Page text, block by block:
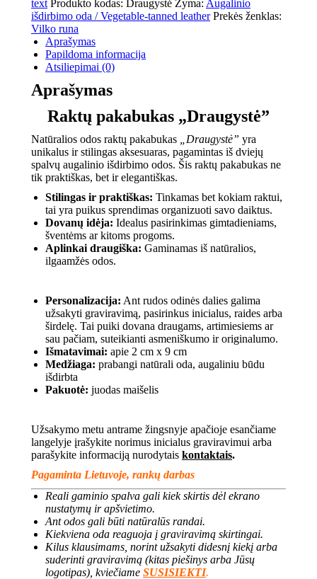
text Produkto kodas: Draugystė Žyma: Augalinio
išdirbimo oda / Vegetable-tanned leather Prekės ženklas:
Vilko runa
Aprašymas
Papildoma informacija
Atsiliepimai (0)
Aprašymas
Raktų pakabukas „Draugystė”
Natūralios odos raktų pakabukas „Draugystė” yra
unikalus ir stilingas aksesuaras, pagamintas iš dviejų
spalvų augalinio išdirbimo odos. Šis raktų pakabukas ne
tik praktiškas, bet ir elegantiškas.
Stilingas ir praktiškas: Tinkamas bet kokiam raktui,
tai yra puikus sprendimas organizuoti savo daiktus.
Dovanų idėja: Idealus pasirinkimas gimtadieniams,
šventėms ar kitoms progoms.
Aplinkai draugiška: Gaminamas iš natūralios,
ilgaamžės odos.
Personalizacija: Ant rudos odinės dalies galima
užsakyti graviravimą, pasirinkus inicialus, raides arba
širdelę. Tai puiki dovana draugams, artimiesiems ar
sau pačiam, suteikianti asmeniškumo ir originalumo.
Išmatavimai: apie 2 cm x 9 cm
Medžiaga: prabangi natūrali oda, augaliniu būdu
išdirbta
Pakuotė: juodas maišelis
Užsakymo metu antrame žingsnyje apačioje esančiame
langelyje įrašykite norimus inicialus graviravimui arba
parašykite informaciją nurodytais kontaktais.
Pagaminta Lietuvoje, rankų darbas
Reali gaminio spalva gali kiek skirtis dėl ekrano
nustatymų ir apšvietimo.
Ant odos gali būti natūralūs randai.
Kiekviena oda reaguoja į graviravimą skirtingai.
Kilus klausimams, norint užsakyti didesnį kiekį arba
suderinti graviravimą (kitas piešinys arba Jūsų
logotipas), kviečiame SUSISIEKTI.